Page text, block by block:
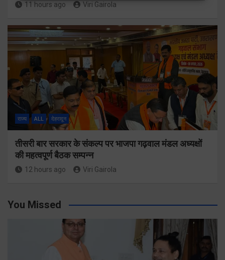
11 hours ago Viri Gairola
राज्य ALL देहरादून
तीसरी बार सरकार के संकल्प पर भाजपा गढ़वाल मंडल अध्यक्षों
की महत्वपूर्ण बैठक सम्पन्न
12 hours ago Viri Gairola
You Missed